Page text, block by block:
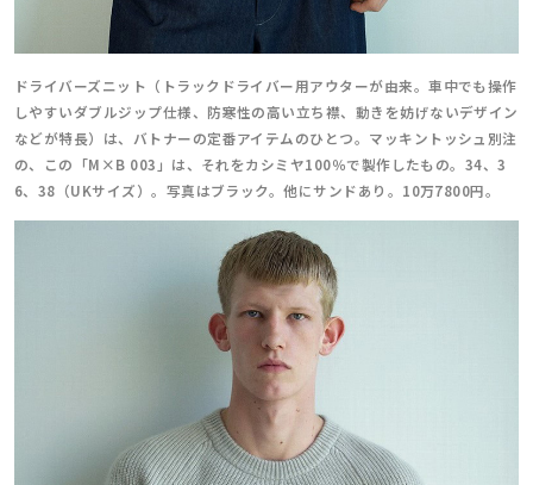
ドライバーズニット（トラックドライバー用アウターが由来。車中でも操作
しやすいダブルジップ仕様、防寒性の高い立ち襟、動きを妨げないデザイン
などが特長）は、バトナーの定番アイテムのひとつ。マッキントッシュ別注
の、この「M×B 003」は、それをカシミヤ100％で製作したもの。34、3
6、38（UKサイズ）。写真はブラック。他にサンドあり。10万7800円。